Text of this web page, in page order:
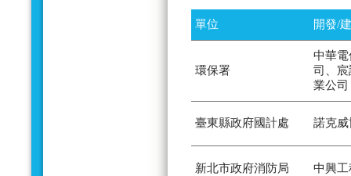
單位 開發/
環保署
中華
司、
業公司
臺東縣政府國計處 諾克
新北市政府消防局 中興